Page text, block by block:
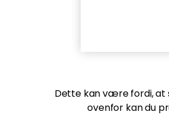
Vi
Dette kan være fordi, at
ovenfor kan du